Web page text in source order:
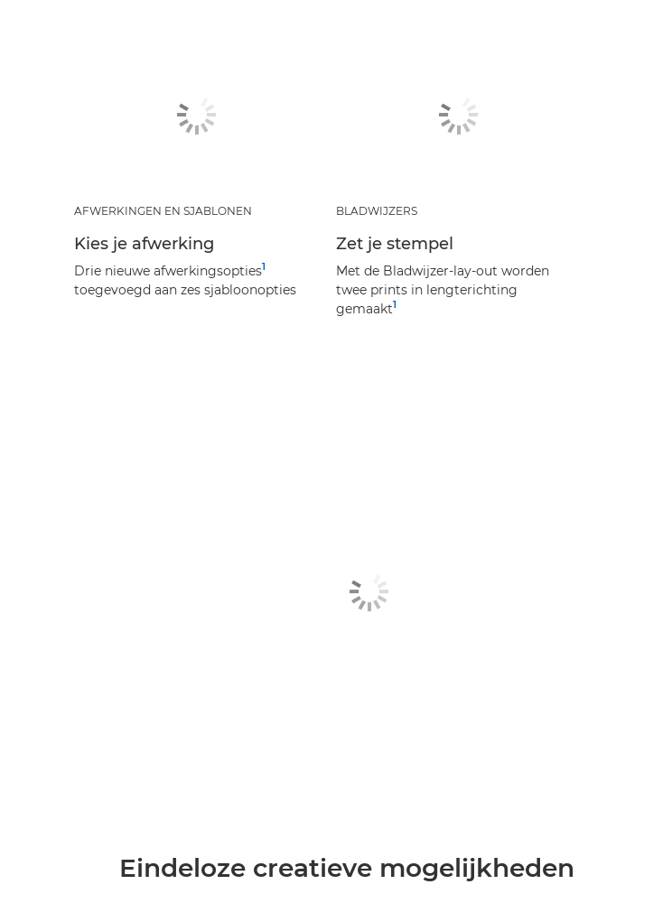
AFWERKINGEN EN SJABLONEN
Kies je afwerking
Drie nieuwe afwerkingsopties1
toegevoegd aan zes sjabloonopties
BLADWIJZERS
Zet je stempel
Met de Bladwijzer-lay-out worden
twee prints in lengterichting
gemaakt1
Eindeloze creatieve mogelijkheden